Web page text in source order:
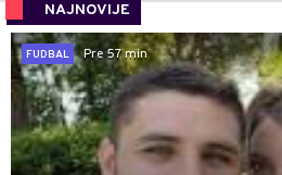
NAJNOVIJE
FUDBAL
Pre 57 min